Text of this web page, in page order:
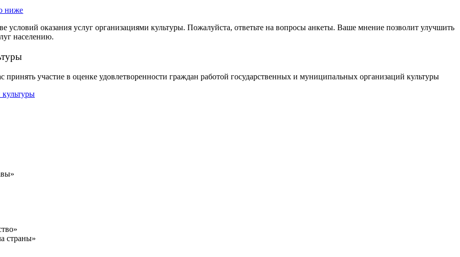
условий оказания услуг организациями культуры. Пожалуйста, ответьте на вопросы анкеты. Ваше мнение позволит улучшить
населению.
участие в оценке удовлетворенности граждан работой государственных и муниципальных организаций культуры
страны»